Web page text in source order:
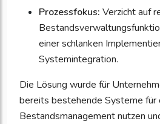
Prozessfokus: Verzicht auf
einer schlanken
Systemintegration.
Die Lösung wurde für
bereits bestehende Systeme für
Bestandsmanagement nutzen